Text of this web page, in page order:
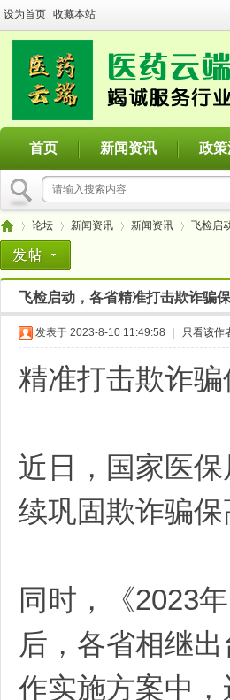
设为首页 收藏本站
首页 新闻资讯 政
论坛
›
新闻资讯
›
新闻资讯
›
飞检启
飞检启动，各省精准打击欺诈骗保
发表于 2023-8-10 11:49:58 只看该作
精准打击欺诈骗
近日，国家医
续巩固欺诈骗保
同时，《2023
后，各省相继
作实施方案中